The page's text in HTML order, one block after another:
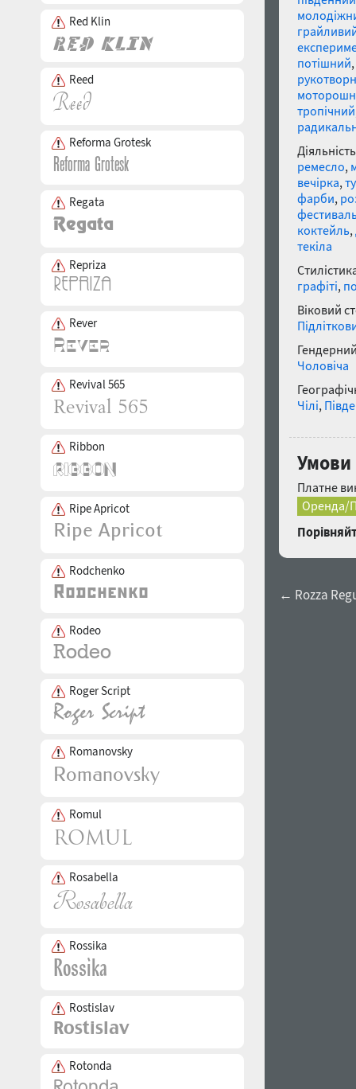
Red Klin
Reed
Reforma Grotesk
Regata
Repriza
Rever
Revival 565
Ribbon
Ripe Apricot
Rodchenko
Rodeo
Roger Script
Romanovsky
Romul
Rosabella
Rossika
Rostislav
Rotonda
потішний,
тропічний
ремесло,
вечірка,
фарби,
коктейль,
текіла
графіті,
Віковий
Чоловіча
Чілі,
Умови
Платне
Оренда/
← Rozza